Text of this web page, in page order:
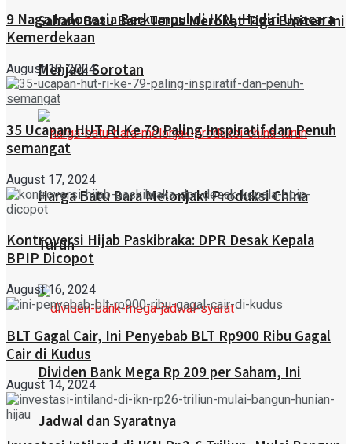
Saham Batu Bara Terus Meroket Tiga Emiten Ini
Menjadi Sorotan
Harga Batu Bara Melonjak! Produksi China
Turun
Dividen Bank Mega Rp 209 per Saham, Ini
Jadwal dan Syaratnya
9 Naga Indonesia Berkumpul di IKN, Hadiri Upacara
Kemerdekaan
August 18, 2024
35 Ucapan HUT RI Ke 79 Paling Inspiratif dan Penuh
semangat
August 17, 2024
Kontroversi Hijab Paskibraka: DPR Desak Kepala
BPIP Dicopot
August 16, 2024
BLT Gagal Cair, Ini Penyebab BLT Rp900 Ribu Gagal
Cair di Kudus
August 14, 2024